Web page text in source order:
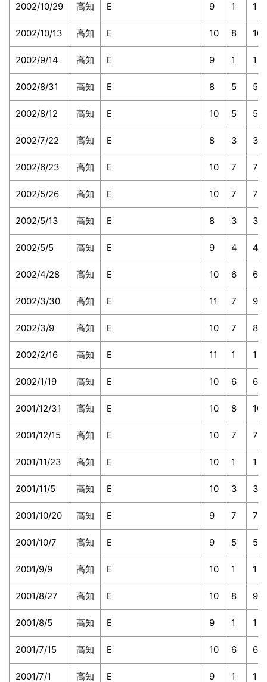
2002/10/29 高知 E 9 1 1
2002/10/13 高知 E 10 8 10
2002/9/14 高知 E 9 1 1
2002/8/31 高知 E 8 5 5
2002/8/12 高知 E 10 5 5
2002/7/22 高知 E 8 3 3
2002/6/23 高知 E 10 7 7
2002/5/26 高知 E 10 7 7
2002/5/13 高知 E 8 3 3
2002/5/5 高知 E 9 4 4
2002/4/28 高知 E 10 6 6
2002/3/30 高知 E 11 7 9
2002/3/9 高知 E 10 7 8
2002/2/16 高知 E 11 1 1
2002/1/19 高知 E 10 6 6
2001/12/31 高知 E 10 8 10
2001/12/15 高知 E 10 7 7
2001/11/23 高知 E 10 1 1
2001/11/5 高知 E 10 3 3
2001/10/20 高知 E 9 7 7
2001/10/7 高知 E 9 5 5
2001/9/9 高知 E 10 1 1
2001/8/27 高知 E 10 8 9
2001/8/5 高知 E 9 1 1
2001/7/15 高知 E 10 6 6
2001/7/1 高知 E 9 1 1